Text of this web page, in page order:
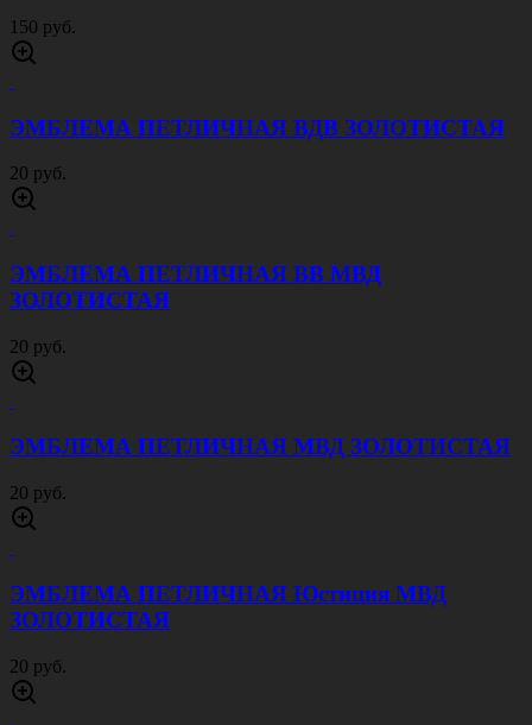
150 руб.
ЭМБЛЕМА ПЕТЛИЧНАЯ ВДВ ЗОЛОТИСТАЯ
20 руб.
ЭМБЛЕМА ПЕТЛИЧНАЯ ВВ МВД
ЗОЛОТИСТАЯ
20 руб.
ЭМБЛЕМА ПЕТЛИЧНАЯ МВД ЗОЛОТИСТАЯ
20 руб.
ЭМБЛЕМА ПЕТЛИЧНАЯ Юстиция МВД
ЗОЛОТИСТАЯ
20 руб.